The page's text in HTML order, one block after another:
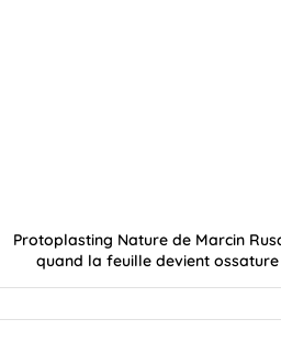
Protoplasting Nature de Marcin
quand la feuille devient ossature